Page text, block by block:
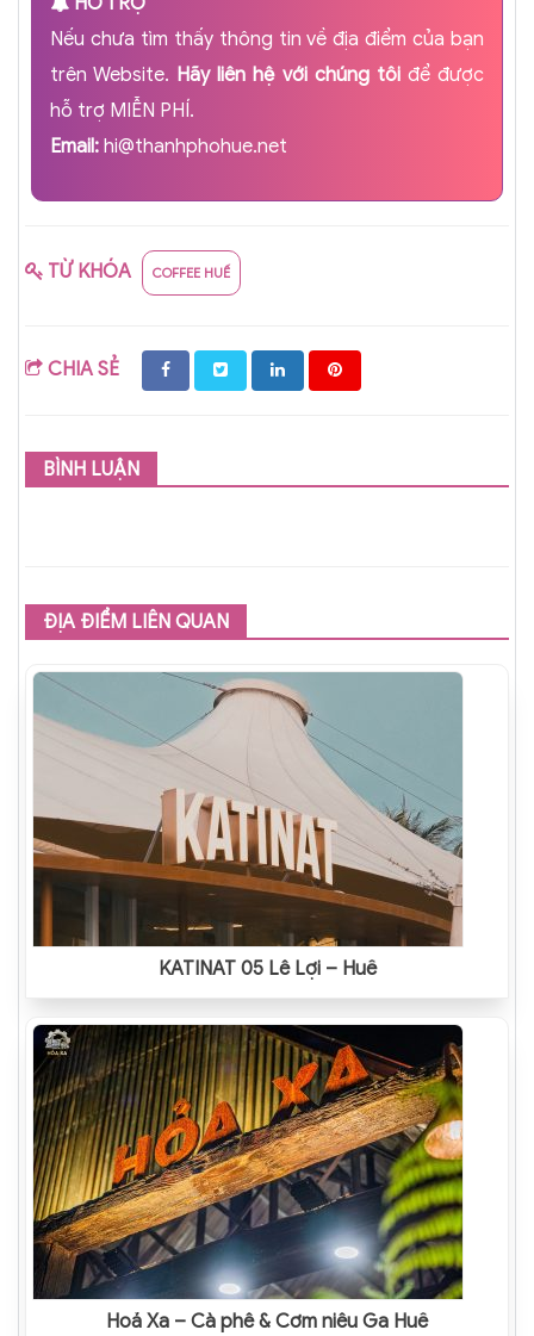
Nếu chưa tìm thấy thông tin về địa điểm của bạn
trên Website. Hãy liên hệ với chúng tôiđể được
hỗ trợ MIỄN PHÍ.
Email: hi@thanhphohue.net
TỪ KHÓA COFFEE HUẾ
CHIA SẺ
BÌNH LUẬN
ĐỊA ĐIỂM LIÊN QUAN
KATINAT 05 Lê Lợi – Huế
Hoả Xa – Cà phê & Cơm niêu Ga Huế